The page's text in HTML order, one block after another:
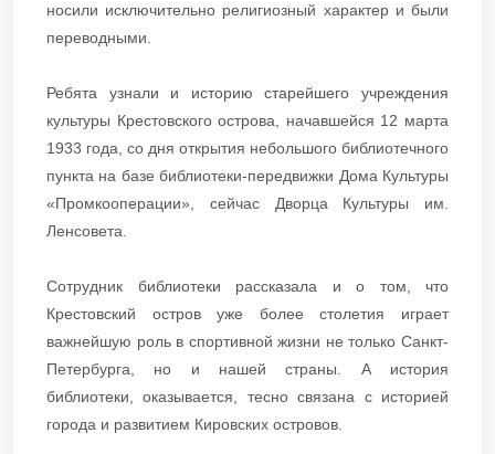
носили исключительно религиозный характер и были
переводными.
Ребята узнали и историю старейшего учреждения
культуры Крестовского острова, начавшейся 12 марта
1933 года, со дня открытия небольшого библиотечного
пункта на базе библиотеки-передвижки Дома Культуры
«Промкооперации», сейчас Дворца Культуры им.
Ленсовета.
Сотрудник библиотеки рассказала и о том, что
Крестовский остров уже более столетия играет
важнейшую роль в спортивной жизни не только Санкт-
Петербурга, но и нашей страны. А история
библиотеки, оказывается, тесно связана с историей
города и развитием Кировских островов.